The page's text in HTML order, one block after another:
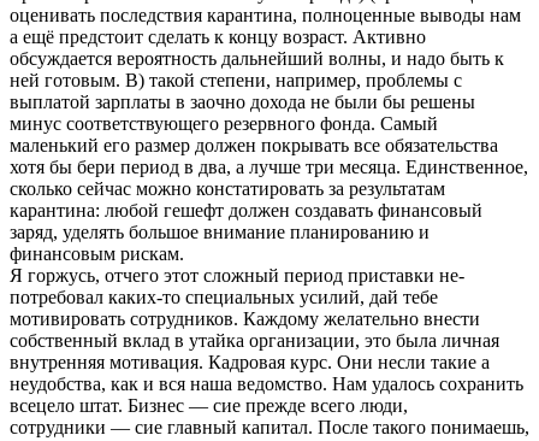
оценивать последствия карантина, полноценные выводы нам
а ещё предстоит сделать к концу возраст. Активно
обсуждается вероятность дальнейший волны, и надо быть к
ней готовым. В) такой степени, например, проблемы с
выплатой зарплаты в заочно дохода не были бы решены
минус соответствующего резервного фонда. Самый
маленький его размер должен покрывать все обязательства
хотя бы бери период в два, а лучше три месяца. Единственное,
сколько сейчас можно констатировать за результатам
карантина: любой гешефт должен создавать финансовый
заряд, уделять большое внимание планированию и
финансовым рискам.
Я горжусь, отчего этот сложный период приставки не-
потребовал каких-то специальных усилий, дай тебе
мотивировать сотрудников. Каждому желательно внести
собственный вклад в утайка организации, это была личная
внутренняя мотивация. Кадровая курс. Они несли такие а
неудобства, как и вся наша ведомство. Нам удалось сохранить
всецело штат. Бизнес — сие прежде всего люди,
сотрудники — сие главный капитал. После такого понимаешь,